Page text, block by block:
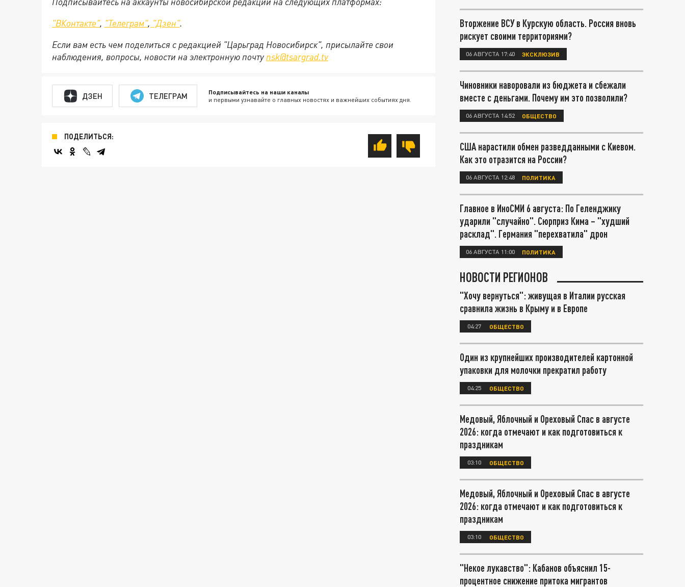
"ВКонтакте", "Телеграм", "Дзен".
Если вам есть чем поделиться с редакцией "Царьград Новосибирск", присылайте свои
наблюдения, вопросы, новости на электронную почту nsk@tsargrad.tv
ДЗЕН ТЕЛЕГРАМ Подписывайтесь на наши каналы
и первыми узнавайте о главных новостях и важнейших событиях дня.
ПОДЕЛИТЬСЯ:
Вторжение ВСУ в Курскую область. Россия вновь
рискует своими территориями?
06 АВГУСТА 17:40 ЭКСКЛЮЗИВ
Чиновники наворовали из бюджета и сбежали
вместе с деньгами. Почему им это позволили?
06 АВГУСТА 14:52 ОБЩЕСТВО
США нарастили обмен разведданными с Киевом.
Как это отразится на России?
06 АВГУСТА 12:48 ПОЛИТИКА
Главное в ИноСМИ 6 августа: По Геленджику
ударили "случайно". Сюрприз Кима – "худший
расклад". Германия "перехватила" дрон
06 АВГУСТА 11:00 ПОЛИТИКА
НОВОСТИ РЕГИОНОВ
"Хочу вернуться": живущая в Италии русская
сравнила жизнь в Крыму и в Европе
04:27 ОБЩЕСТВО
Один из крупнейших производителей картонной
упаковки для молочки прекратил работу
04:25 ОБЩЕСТВО
Медовый, Яблочный и Ореховый Спас в августе
2026: когда отмечают и как подготовиться к
праздникам
03:10 ОБЩЕСТВО
Медовый, Яблочный и Ореховый Спас в августе
2026: когда отмечают и как подготовиться к
праздникам
03:10 ОБЩЕСТВО
"Некое лукавство": Кабанов объяснил 15-
процентное снижение притока мигрантов